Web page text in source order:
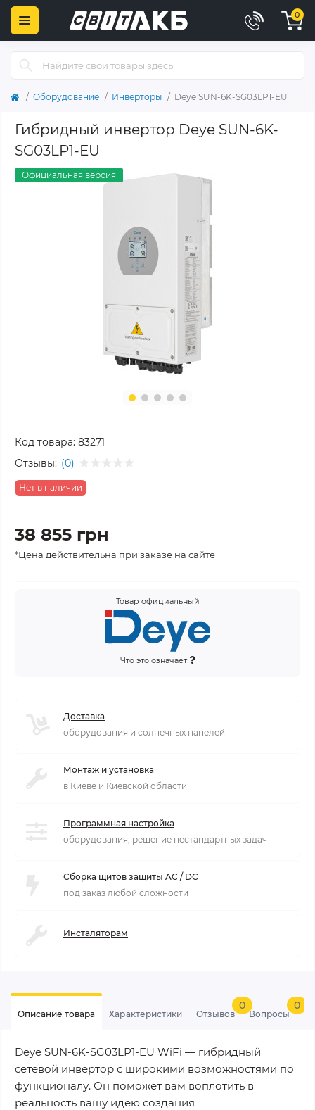
0
Оборудование Инверторы Deye SUN-6K-SG03LP1-EU
Гибридный инвертор Deye SUN-6K-
SG03LP1-EU
Официальная версия
Код товара: 83271
Отзывы: (0)
Нет в наличии
38 855 грн
*Цена действительна при заказе на сайте
Товар официальный
Что это означает
Доставка
оборудования и солнечных панелей
Монтаж и установка
в Киеве и Киевской области
Программная настройка
оборудования, решение нестандартных задач
Сборка щитов защиты AC / DC
под заказ любой сложности
Инсталяторам
Описание товара Характеристики Отзывов
0
Вопросы
0
Deye SUN-6K-SG03LP1-EU WiFi — гибридный
сетевой инвертор с широкими возможностями по
функционалу. Он поможет вам воплотить в
реальность вашу идею создания